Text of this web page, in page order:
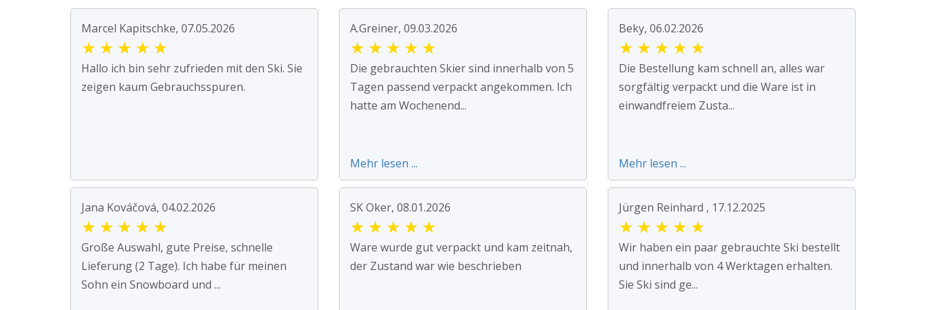
Marcel Kapitschke, 07.05.2026
★ ★ ★ ★ ★
Hallo ich bin sehr zufrieden mit den Ski. Sie
zeigen kaum Gebrauchsspuren.
A.Greiner, 09.03.2026
★ ★ ★ ★ ★
Die gebrauchten Skier sind innerhalb von 5
Tagen passend verpackt angekommen. Ich
hatte am Wochenend...
Mehr lesen ...
Beky, 06.02.2026
★ ★ ★ ★ ★
Die Bestellung kam schnell an, alles war
sorgfältig verpackt und die Ware ist in
einwandfreiem Zusta...
Mehr lesen ...
Jana Kováčová, 04.02.2026
★ ★ ★ ★ ★
Große Auswahl, gute Preise, schnelle
Lieferung (2 Tage). Ich habe für meinen
Sohn ein Snowboard und ...
SK Oker, 08.01.2026
★ ★ ★ ★ ★
Ware wurde gut verpackt und kam zeitnah,
der Zustand war wie beschrieben
Jürgen Reinhard , 17.12.2025
★ ★ ★ ★ ★
Wir haben ein paar gebrauchte Ski bestellt
und innerhalb von 4 Werktagen erhalten.
Sie Ski sind ge...